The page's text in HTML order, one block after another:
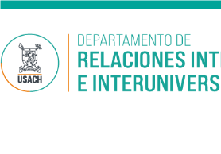
Pasar al contenido principal